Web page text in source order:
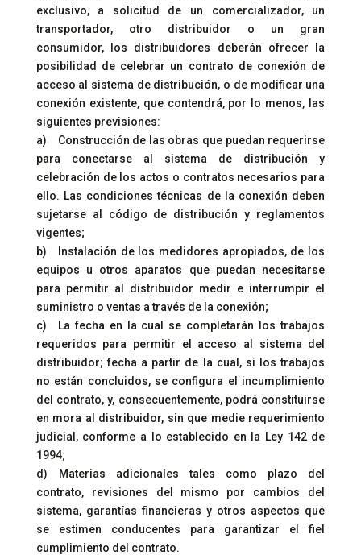
exclusivo, a solicitud de un comercializador, un
transportador, otro distribuidor o un gran
consumidor, los distribuidores deberán ofrecer la
posibilidad de celebrar un contrato de conexión de
acceso al sistema de distribución, o de modificar una
conexión existente, que contendrá, por lo menos, las
siguientes previsiones:
a) Construcción de las obras que puedan requerirse
para conectarse al sistema de distribución y
celebración de los actos o contratos necesarios para
ello. Las condiciones técnicas de la conexión deben
sujetarse al código de distribución y reglamentos
vigentes;
b) Instalación de los medidores apropiados, de los
equipos u otros aparatos que puedan necesitarse
para permitir al distribuidor medir e interrumpir el
suministro o ventas a través de la conexión;
c) La fecha en la cual se completarán los trabajos
requeridos para permitir el acceso al sistema del
distribuidor; fecha a partir de la cual, si los trabajos
no están concluidos, se configura el incumplimiento
del contrato, y, consecuentemente, podrá constituirse
en mora al distribuidor, sin que medie requerimiento
judicial, conforme a lo establecido en la Ley 142 de
1994;
d) Materias adicionales tales como plazo del
contrato, revisiones del mismo por cambios del
sistema, garantías financieras y otros aspectos que
se estimen conducentes para garantizar el fiel
cumplimiento del contrato.